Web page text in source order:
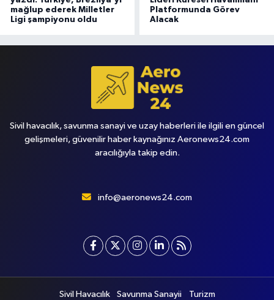
mağlup ederek Milletler
Ligi şampiyonu oldu
Platformunda Görev
Alacak
Sivil havacılık, savunma sanayi ve uzay haberleri ile ilgili en güncel
gelişmeleri, güvenilir haber kaynağınız Aeronews24.com
aracılığıyla takip edin.
info@aeronews24.com
Sivil Havacılık Savunma Sanayii Turizm